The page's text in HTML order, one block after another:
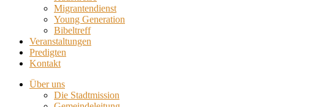
Migrantendienst
Young Generation
Bibeltreff
Veranstaltungen
Predigten
Kontakt
Über uns
Die Stadtmission